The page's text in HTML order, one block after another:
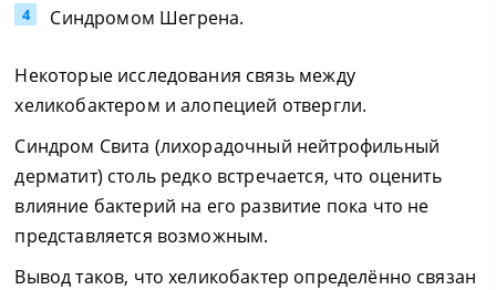
Синдромом Шегрена.
Некоторые исследования связь между
хеликобактером и алопецией отвергли.
Синдром Свита (лихорадочный нейтрофильный
дерматит) столь редко встречается, что оценить
влияние бактерий на его развитие пока что не
представляется возможным.
Вывод таков, что хеликобактер определённо связан